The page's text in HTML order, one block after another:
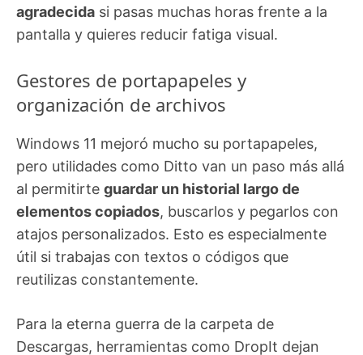
agradecida si pasas muchas horas frente a la
pantalla y quieres reducir fatiga visual.
Gestores de portapapeles y
organización de archivos
Windows 11 mejoró mucho su portapapeles,
pero utilidades como Ditto van un paso más allá
al permitirte guardar un historial largo de
elementos copiados, buscarlos y pegarlos con
atajos personalizados. Esto es especialmente
útil si trabajas con textos o códigos que
reutilizas constantemente.
Para la eterna guerra de la carpeta de
Descargas, herramientas como DropIt dejan